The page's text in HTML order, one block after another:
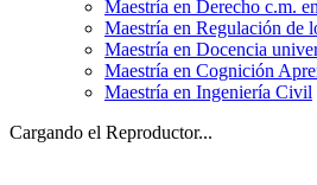
Maestría en Derecho c.m.
Maestría en Regulación de
Maestría en Docencia
Maestría en Cognición
Maestría en Ingeniería Civil
Cargando el Reproductor...